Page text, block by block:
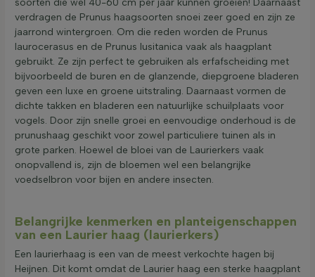
soorten die wel 40-60 cm per jaar kunnen groeien! Daarnaast
verdragen de Prunus haagsoorten snoei zeer goed en zijn ze
jaarrond wintergroen. Om die reden worden de Prunus
laurocerasus en de Prunus lusitanica vaak als haagplant
gebruikt. Ze zijn perfect te gebruiken als erfafscheiding met
bijvoorbeeld de buren en de glanzende, diepgroene bladeren
geven een luxe en groene uitstraling. Daarnaast vormen de
dichte takken en bladeren een natuurlijke schuilplaats voor
vogels. Door zijn snelle groei en eenvoudige onderhoud is de
prunushaag geschikt voor zowel particuliere tuinen als in
grote parken. Hoewel de bloei van de Laurierkers vaak
onopvallend is, zijn de bloemen wel een belangrijke
voedselbron voor bijen en andere insecten.
Belangrijke kenmerken en planteigenschappen
van een Laurier haag (laurierkers)
Een laurierhaag is een van de meest verkochte hagen bij
Heijnen. Dit komt omdat de Laurier haag een sterke haagplant